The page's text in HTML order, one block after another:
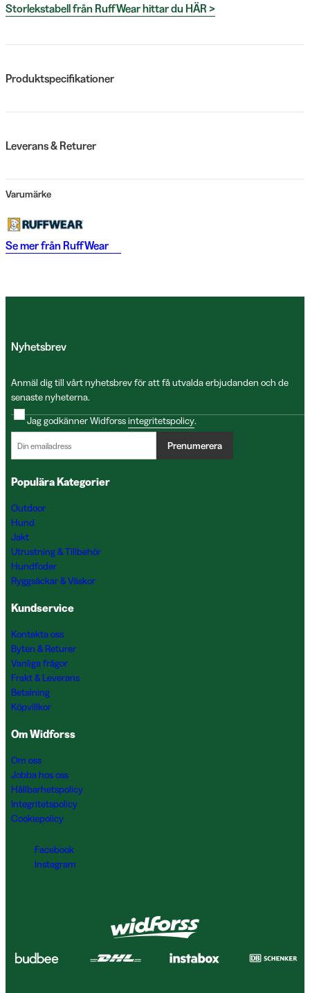
Storlekstabell från RuffWear hittar du HÄR >
Produktspecifikationer
Leverans & Returer
Varumärke
Se mer från RuffWear
Nyhetsbrev
Anmäl dig till vårt nyhetsbrev för att få utvalda erbjudanden och de
senaste nyheterna.
Jag godkänner Widforssintegritetspolicy.
Prenumerera
Populära Kategorier
Outdoor
Hund
Jakt
Utrustning & Tillbehör
Hundfoder
Ryggsäckar & Väskor
Kundservice
Kontakta oss
Byten & Returer
Vanliga frågor
Frakt & Leverans
Betalning
Köpvillkor
Om Widforss
Om oss
Jobba hos oss
Hållbarhetspolicy
Integritetspolicy
Cookiepolicy
Facebook
Instagram